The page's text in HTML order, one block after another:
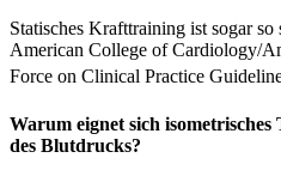
Statisches Krafttraining ist sogar
American College of Cardiology/
Force on Clinical Practice
Warum eignet sich
des Blutdrucks?